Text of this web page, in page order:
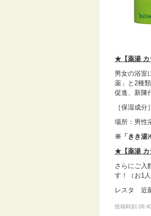
★【薬湯 カ
男女の浴室
薬」と2種
促進、新陳
［保湿成
場所：男性
※「きき湯
★【薬湯 カ
さらにご入
す！（お1
レスタ 近
投稿時刻